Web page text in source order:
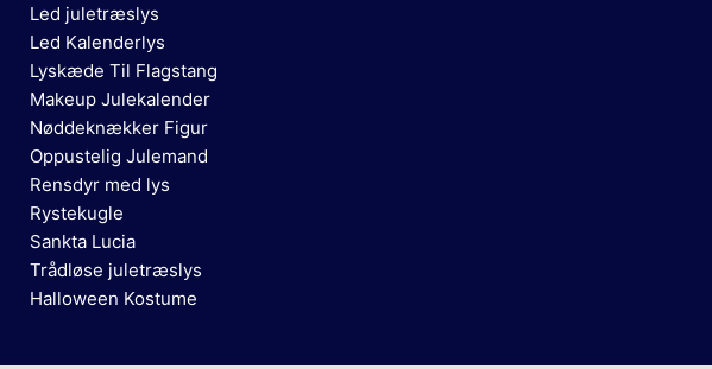
Led juletræslys
Led Kalenderlys
Lyskæde Til Flagstang
Makeup Julekalender
Nøddeknækker Figur
Oppustelig Julemand
Rensdyr med lys
Rystekugle
Sankta Lucia
Trådløse juletræslys
Halloween Kostume